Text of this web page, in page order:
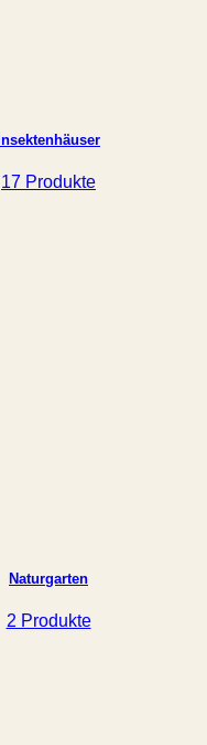
Insektenhäuser
17 Produkte
Naturgarten
2 Produkte